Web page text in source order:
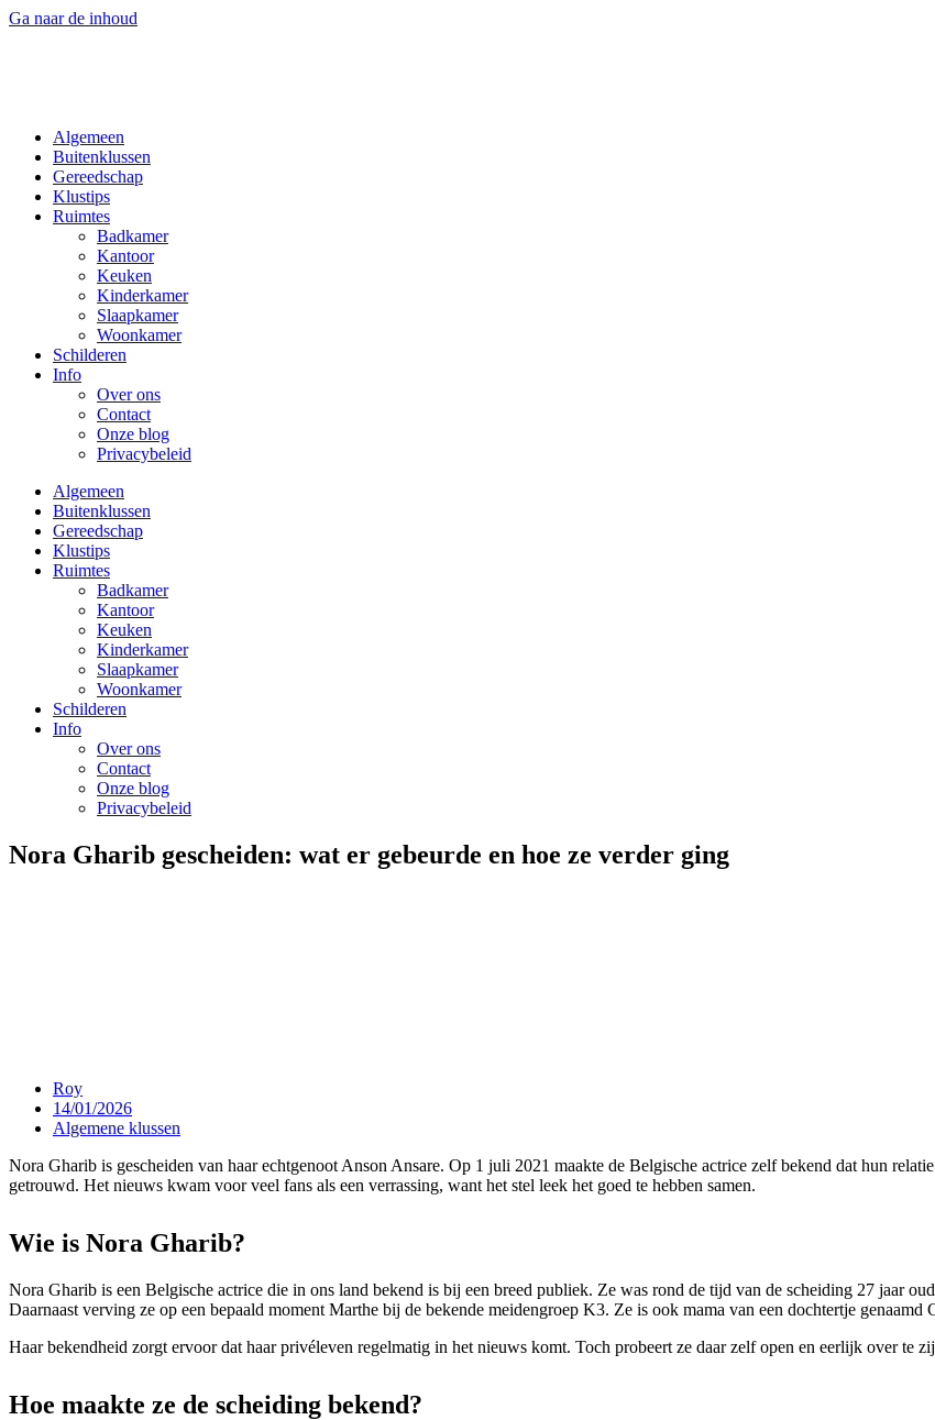
Ga naar de inhoud
Algemeen
Buitenklussen
Gereedschap
Klustips
Ruimtes
Badkamer
Kantoor
Keuken
Kinderkamer
Slaapkamer
Woonkamer
Schilderen
Info
Over ons
Contact
Onze blog
Privacybeleid
Algemeen
Buitenklussen
Gereedschap
Klustips
Ruimtes
Badkamer
Kantoor
Keuken
Kinderkamer
Slaapkamer
Woonkamer
Schilderen
Info
Over ons
Contact
Onze blog
Privacybeleid
Nora Gharib gescheiden: wat er gebeurde en hoe ze verder ging
Roy
14/01/2026
Algemene klussen
Nora Gharib is gescheiden van haar echtgenoot Anson Ansare. Op 1 juli 2021 maakte de Belgische actrice zelf bekend dat hun
getrouwd. Het nieuws kwam voor veel fans als een verrassing, want het stel leek het goed te hebben samen.
Wie is Nora Gharib?
Nora Gharib is een Belgische actrice die in ons land bekend is bij een breed publiek. Ze was rond de tijd van de scheiding 27 jaar
Daarnaast verving ze op een bepaald moment Marthe bij de bekende meidengroep K3. Ze is ook mama van een dochtertje genaamd
Haar bekendheid zorgt ervoor dat haar privéleven regelmatig in het nieuws komt. Toch probeert ze daar zelf open en eerlijk over te
Hoe maakte ze de scheiding bekend?